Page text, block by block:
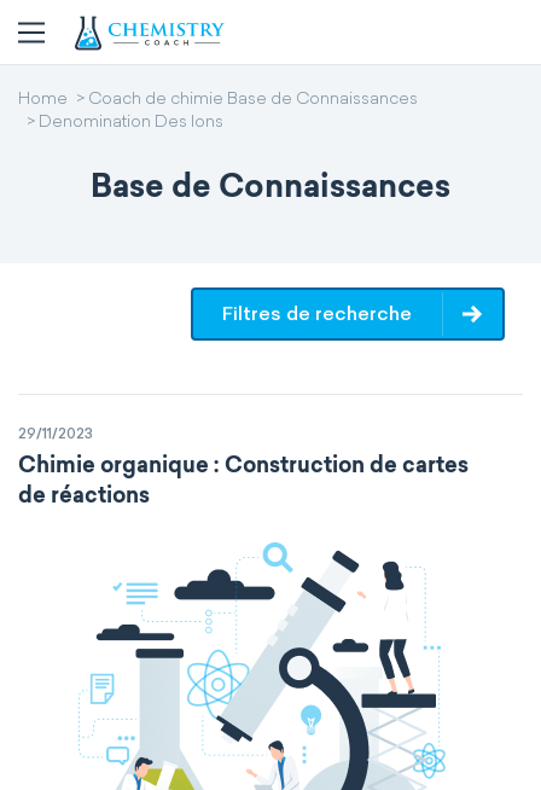
Home
Coach de chimie Base de Connaissances
Denomination Des Ions
Base de Connaissances
Filtres de recherche
29/11/2023
Chimie organique : Construction de cartes
de réactions